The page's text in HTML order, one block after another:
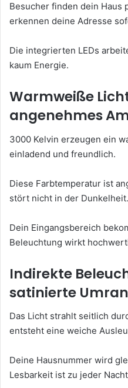
Besucher finden dein Haus
erkennen deine Adresse
Die integrierten LEDs
kaum Energie.
Warmweiße
angenehmes
3000 Kelvin erzeugen ein
einladend und freundlich.
Diese Farbtemperatur ist
stört nicht in der Dunkelheit.
Dein Eingangsbereich
Beleuchtung wirkt
Indirekte
satinierte
Das Licht strahlt seitlich
entsteht eine weiche
Deine Hausnummer wird
Lesbarkeit ist zu jeder